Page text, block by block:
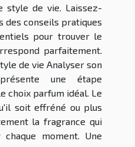
style de vie. Laissez-
des conseils pratiques
pour trouver le
parfaitement.
de vie Analyser son
une étape
choix parfum idéal. Le
soit effréné ou plus
la fragrance qui
chaque moment. Une